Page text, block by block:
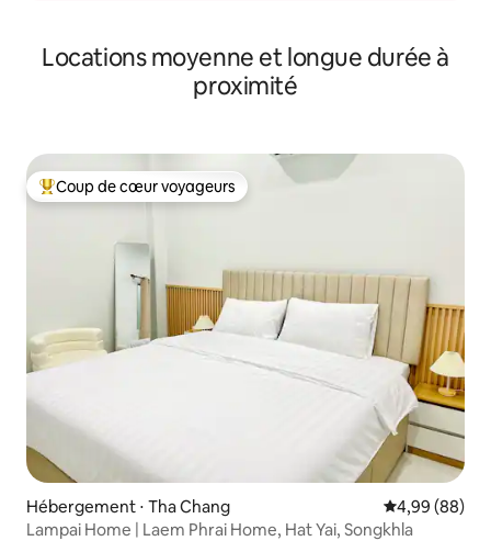
Locations moyenne et longue durée à
proximité
Coups de cœur voyageurs les plus appréciés
Coup de cœur voyageurs
Hébergement ⋅ Tha Chang Évaluation
4,99 (88)
Lampai Home | Laem Phrai Home, Hat Yai, Songkhla